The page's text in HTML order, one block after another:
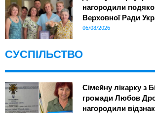
нагородили
Верховної Ради
06/08/2026
СУСПІЛЬСТВО
Сімейну лікарку з
громади Любов
нагородили